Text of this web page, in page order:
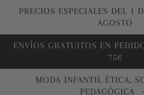
directamente
PRECIOS ESPECIALES DEL 1
AGOSTO
ENVÍOS GRATUITOS EN
75€
MODA INFANTIL ÉTICA,
PEDAGÓGICA